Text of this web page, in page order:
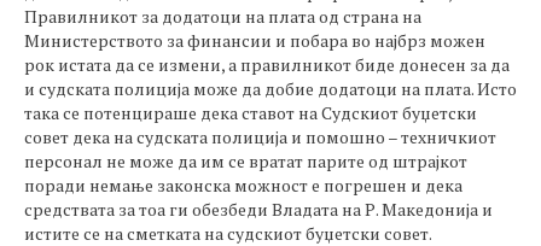
Правилникот за додатоци на плата од страна на
Министерството за финансии и побара во најбрз можен
рок истата да се измени, а правилникот биде донесен за да
и судската полиција може да добие додатоци на плата. Исто
така се потенцираше дека ставот на Судскиот буџетски
совет дека на судската полиција и помошно – техничкиот
персонал не може да им се вратат парите од штрајкот
поради немање законска можност е погрешен и дека
средствата за тоа ги обезбеди Владата на Р. Македонија и
истите се на сметката на судскиот буџетски совет.